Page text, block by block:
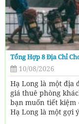
Tổng Hợp 8 Địa Chỉ
10/08/2026
Hạ Long là một địa
giá thuê phòng
bạn muốn tiết
Hạ Long là một gợi